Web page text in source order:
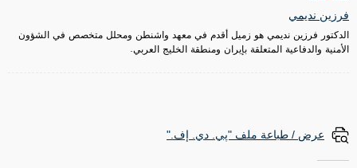
فرزين نديمي
الدكتور فرزين نديمي هو زميل أقدم في معهد واشنطن ومحلل متخصص في الشؤون
الأمنية والدفاعية المتعلقة بإيران ومنطقة الخليج العربي.
عرض / طباعة ملف "پي. دي. إف."